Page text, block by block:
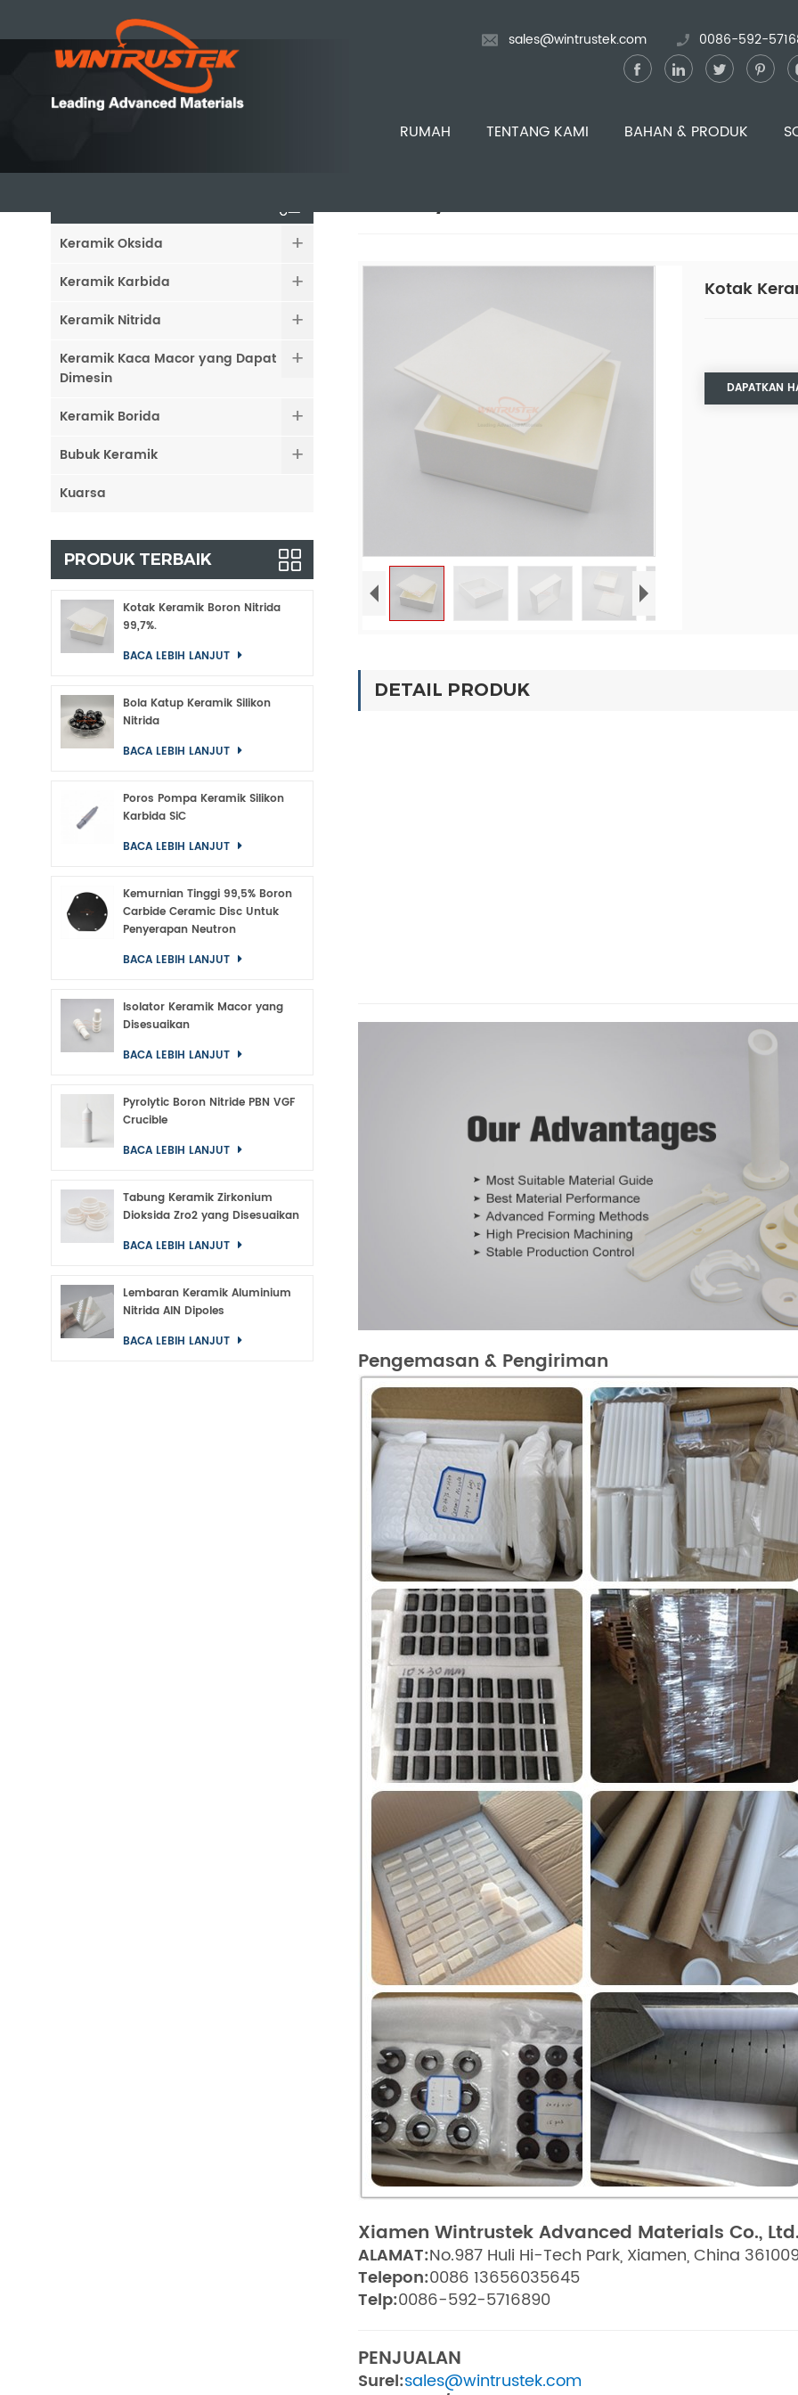
sales@wintrustek.com 0086-592-
RUMAH TENTANG KAMI BAHAN & PRODUK
Kotak
DAPATKAN
DETAIL PRODUK
Pengemasan & Pengiriman
Xiamen Wintrustek Advanced Materials Co.,
ALAMAT:No.987 Huli Hi-Tech Park, Xiamen, China
Telepon:0086 13656035645
Telp:0086-592-5716890
PENJUALAN
Surel:sales@wintrustek.com
Keramik Oksida
Keramik Karbida
Keramik Nitrida
Keramik Kaca Macor yang Dapat
Dimesin
Keramik Borida
Bubuk Keramik
Kuarsa
PRODUK TERBAIK
Kotak Keramik Boron Nitrida
99,7%.
BACA LEBIH LANJUT
Bola Katup Keramik Silikon
Nitrida
BACA LEBIH LANJUT
Poros Pompa Keramik Silikon
Karbida SiC
BACA LEBIH LANJUT
Kemurnian Tinggi 99,5% Boron
Carbide Ceramic Disc Untuk
Penyerapan Neutron
BACA LEBIH LANJUT
Isolator Keramik Macor yang
Disesuaikan
BACA LEBIH LANJUT
Pyrolytic Boron Nitride PBN VGF
Crucible
BACA LEBIH LANJUT
Tabung Keramik Zirkonium
Dioksida Zro2 yang Disesuaikan
BACA LEBIH LANJUT
Lembaran Keramik Aluminium
Nitrida AlN Dipoles
BACA LEBIH LANJUT